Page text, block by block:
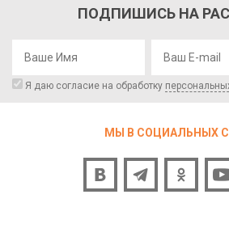
ПОДПИШИСЬ НА
Я даю согласие на обработку
МЫ В СОЦИАЛЬНЫХ